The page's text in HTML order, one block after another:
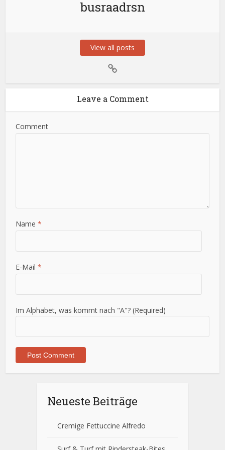
busraadrsn
View all posts
Leave a Comment
Comment
Name*
E-Mail*
Im Alphabet, was kommt nach "A"? (Required)
Neueste Beiträge
Cremige Fettuccine Alfredo